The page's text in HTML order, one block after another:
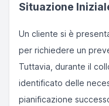
Situazione
Un cliente si è
per richiedere un
Tuttavia, durante il
identificato delle
pianificazione